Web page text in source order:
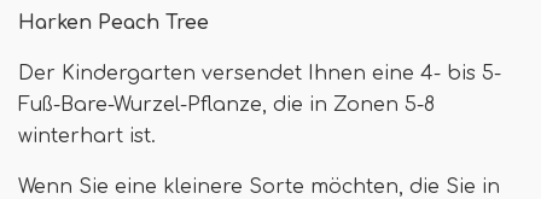
Harken Peach Tree
Der Kindergarten versendet Ihnen eine 4- bis 5-
Fuß-Bare-Wurzel-Pflanze, die in Zonen 5-8
winterhart ist.
Wenn Sie eine kleinere Sorte möchten, die Sie in